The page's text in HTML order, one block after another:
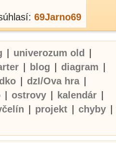
69Jarno69
univerozum old
blog diagram
dzI/Ova hra
ostrovy kalendár
projekt chyby